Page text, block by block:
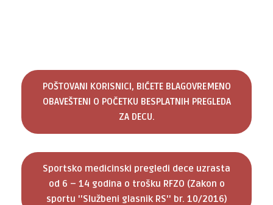
POŠTOVANI KORISNICI, BIĆETE BLAGOVREMENO
OBAVEŠTENI O POČETKU BESPLATNIH PREGLEDA
ZA DECU.
Sportsko medicinski pregledi dece uzrasta
od 6 – 14 godina o trošku RFZO (Zakon o
sportu ''Službeni glasnik RS'' br. 10/2016)